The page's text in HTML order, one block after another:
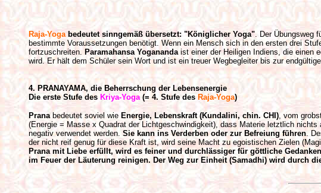
Raja-Yogabedeutet sinngemäß übersetzt: "Königlicher Yoga". Der Übungsweg
bestimmte Voraussetzungen benötigt. Wenn ein Mensch sich in den ersten drei
fortzuschreiten. Paramahansa Yoganandaist einer der Heiligen Indiens, die einen
wird. Er hält dem Schüler sein Wort und ist ein treuer Wegbegleiter bis zur
4. PRANAYAMA, die Beherrschung der Lebensenergie
Die erste Stufe des Kriya-Yoga(= 4. Stufe des Raja-Yoga)
Pranabedeutet soviel wie Energie, Lebenskraft (Kundalini, chin. CHI), vom
(Energie = Masse x Quadrat der Lichtgeschwindigkeit), dass Materie letztlich
negativ verwendet werden. Sie kann ins Verderben oder zur Befreiung führen.
der nicht reif genug für diese Kraft ist, wird seine Macht zu egoistischen Zielen
Prana mit Liebe erfüllt, wird es feiner und durchlässiger für göttliche Gedanken
im Feuer der Läuterung reinigen. Der Weg zur Einheit (Samadhi) wird durch